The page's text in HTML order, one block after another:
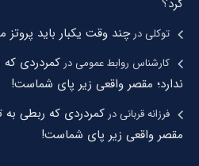
کرد؟
توکلیدرچند وقت یکبار باید
کارشناس روابط عمومیدرکمردردی
ندارد؛ مقصر واقعی زیر پای شماست!
فرزانه قربانیدرکمردردی که ربطی
مقصر واقعی زیر پای شماست!